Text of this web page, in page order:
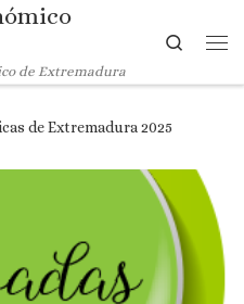
de Extremadura
Search
de Extremadura 2025